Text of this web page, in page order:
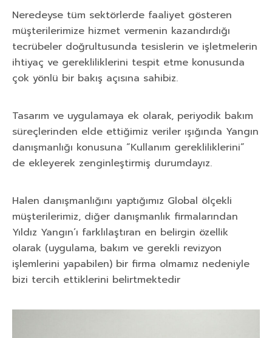
Neredeyse tüm sektörlerde faaliyet gösteren
müşterilerimize hizmet vermenin kazandırdığı
tecrübeler doğrultusunda tesislerin ve işletmelerin
ihtiyaç ve gerekliliklerini tespit etme konusunda
çok yönlü bir bakış açısına sahibiz.
Tasarım ve uygulamaya ek olarak, periyodik bakım
süreçlerinden elde ettiğimiz veriler ışığında Yangın
danışmanlığı konusuna “Kullanım gerekliliklerini”
de ekleyerek zenginleştirmiş durumdayız.
Halen danışmanlığını yaptığımız Global ölçekli
müşterilerimiz, diğer danışmanlık firmalarından
Yıldız Yangın’ı farklılaştıran en belirgin özellik
olarak (uygulama, bakım ve gerekli revizyon
işlemlerini yapabilen) bir firma olmamız nedeniyle
bizi tercih ettiklerini belirtmektedir